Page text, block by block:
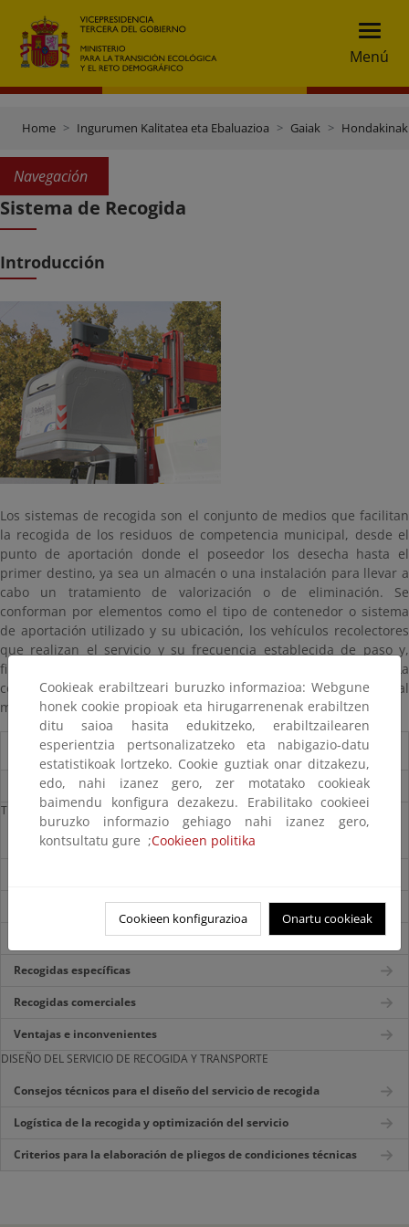
Menú
Home Ingurumen Kalitatea eta Ebaluazioa Gaiak
Navegación
Sistema de Recogida
Introducción
Los sistemas de recogida son el conjunto de medios que facilitan
la recogida de los residuos de competencia municipal, desde el
punto de aportación donde el poseedor los desecha hasta el
primer destino, ya sea un almacén o una instalación para llevar a
cabo un tratamiento de valorización o de eliminación. Se
conforman por elementos como el tipo de contenedor o sistema
de aportación utilizado y su ubicación, los vehículos recolectores
que realizan el servicio y su frecuencia establecida de paso y,
finalmente, los gestores (públicos, privados, mixtos, etc.). La
configuración de los sistemas de recogida está vinculada al
modelo de separación escogido.
Sistema de Recogida
Introducción
TIPOS DE SISTEMAS DE RECOGIDA
Contenedores de superficie y soterrados
Recogidas específicas
Recogidas comerciales
Ventajas e inconvenientes
DISEÑO DEL SERVICIO DE RECOGIDA Y TRANSPORTE
Consejos técnicos para el diseño del servicio de recogida
Logística de la recogida y optimización del servicio
Criterios para la elaboración de pliegos de condiciones técnicas
Cookieak erabiltzeari buruzko informazioa: Webgune
honek cookie propioak eta hirugarrenenak erabiltzen
ditu saioa hasita edukitzeko, erabiltzailearen
esperientzia pertsonalizatzeko eta nabigazio-datu
estatistikoak lortzeko. Cookie guztiak onar ditzakezu,
edo, nahi izanez gero, zer motatako cookieak
baimendu konfigura dezakezu. Erabilitako cookieei
buruzko informazio gehiago nahi izanez gero,
kontsultatu gure ;Cookieen politika
Cookieen konfigurazioa Onartu cookieak